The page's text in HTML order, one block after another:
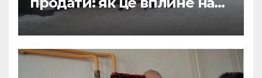
отримання зарплат, пенсій
і стипендій